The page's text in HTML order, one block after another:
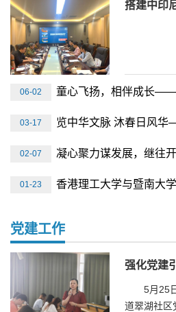
06-02 童心飞扬，相伴成长——公共管理学院/应急
03-17 览中华文脉 沐春日风华——暨南大学公共管理学
02-07 凝心聚力谋发展，继往开来谱新篇——公共管
01-23 香港理工大学与暨南大学师生
党建工作
5月25
道翠湖社区